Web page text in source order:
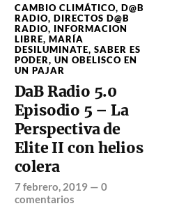
CAMBIO CLIMÁTICO, D@B
RADIO, DIRECTOS D@B
RADIO, INFORMACION
LIBRE, MARÍA
DESILUMINATE, SABER ES
PODER, UN OBELISCO EN
UN PAJAR
DaB Radio 5.0
Episodio 5 – La
Perspectiva de
Elite II con helios
colera
7 febrero, 2019— 0
comentarios